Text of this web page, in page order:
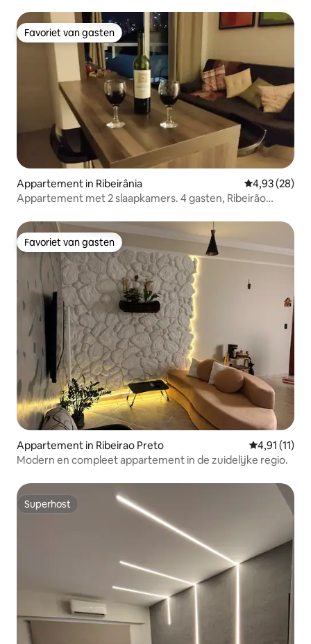
Favoriet van gasten
Favoriet van gasten
Appartement in Ribeirânia Gemiddelde
4,93 (28)
Appartement met 2 slaapkamers. 4 gasten, Ribeirão
Favoriet van gasten
Favoriet van gasten
Appartement in Ribeirao Preto Gemiddelde
4,91 (11)
Modern en compleet appartement in de zuidelijke regio.
Superhost
Superhost